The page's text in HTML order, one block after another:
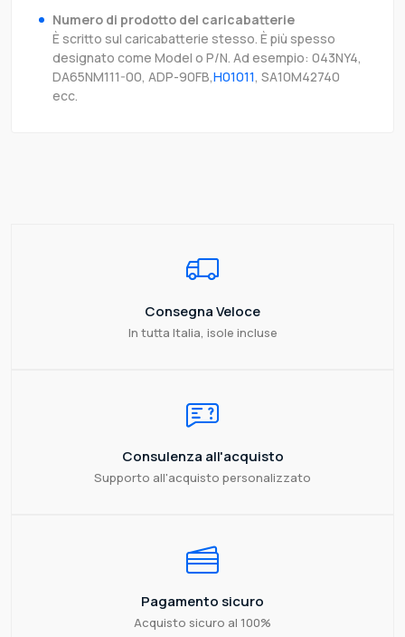
Numero di prodotto del caricabatterie
È scritto sul caricabatterie stesso. È più spesso
designato come Model o P/N. Ad esempio: 043NY4,
DA65NM111-00, ADP-90FB,H01011, SA10M42740
ecc.
Consegna Veloce
In tutta Italia, isole incluse
Consulenza all'acquisto
Supporto all'acquisto personalizzato
Pagamento sicuro
Acquisto sicuro al 100%